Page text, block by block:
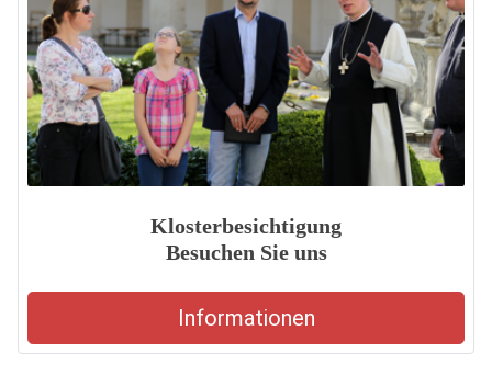
Klosterbesichtigung
Besuchen Sie uns
Informationen